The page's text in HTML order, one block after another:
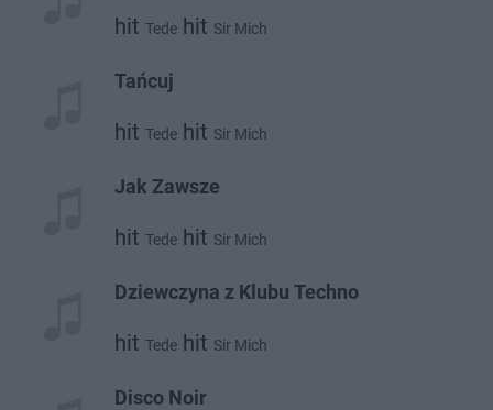
hit Tede hit Sir Mich
Tańcuj
hit Tede hit Sir Mich
Jak Zawsze
hit Tede hit Sir Mich
Dziewczyna z Klubu Techno
hit Tede hit Sir Mich
Disco Noir